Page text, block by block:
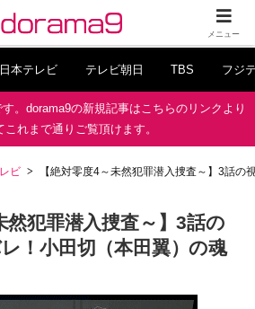
日本テレビ テレビ朝日 TBS フジ
。dorama9の新規記事はこちらのリンクより
これまで通りご覧頂けます。
ビ 【絶対零度4～未然犯罪潜入捜査～】3話
然犯罪潜入捜査～】3話の
！小田切（本田翼）の魂
メニュー